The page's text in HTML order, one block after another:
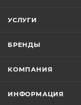
УСЛУГИ
БРЕНДЫ
КОМПАНИЯ
ИНФОРМАЦИЯ